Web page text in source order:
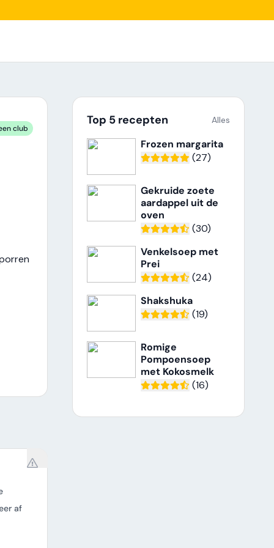
club
af
Top 5 recepten Alles
Frozen margarita
(27)
Gekruide zoete
aardappel uit de
oven
(30)
Venkelsoep met
Prei
(24)
Shakshuka
(19)
Romige
Pompoensoep
met Kokosmelk
(16)